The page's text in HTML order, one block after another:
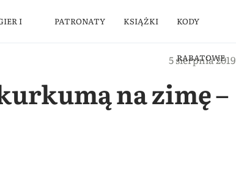
I PATRONATY KSIĄŻKI KODY
RABATOWE
5 sierpnia 2019
na zimę –